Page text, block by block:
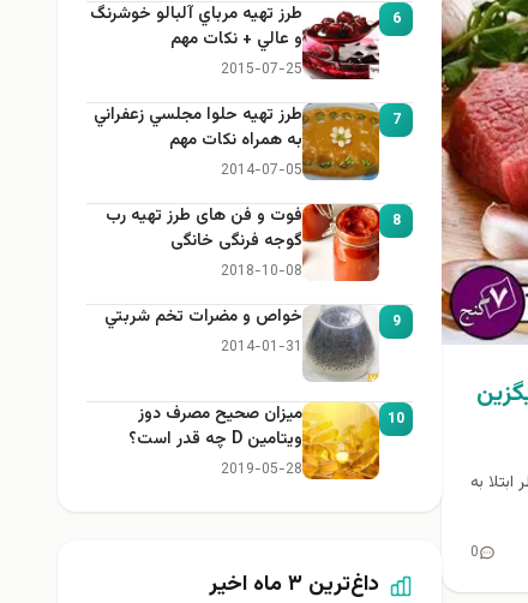
به
0
6
طرز تهيه مرباي آلبالو خوشرنگ
و عالي + نكات مهم
2015-07-25
7
طرز تهيه حلوا مجلسي زعفراني
به همراه نكات مهم
2014-07-05
8
فوت و فن های طرز تهیه رب
گوجه فرنگی خانگی
2018-10-08
9 خواص و مضرات تخم شربتي
2014-01-31
10
میزان صحیح مصرف دوز
ویتامین D چه قدر است؟
2019-05-28
داغ‌ترین ۳ ماه اخیر